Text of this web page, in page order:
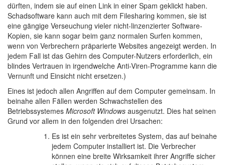
dürften, indem sie auf einen Link in einer Spam geklickt haben.
Schadsoftware kann auch mit dem Filesharing kommen, sie ist
eine gängige Verseuchung vieler nicht-linzenzierter Software-
Kopien, sie kann sogar beim ganz normalen Surfen kommen,
wenn von Verbrechern präparierte Websites angezeigt werden. In
jedem Fall ist das Gehirn des Computer-Nutzers erforderlich, ein
blindes Vertrauen in irgendwelche Anti-Viren-Programme kann die
Vernunft und Einsicht nicht ersetzen.)
Eines ist jedoch allen Angriffen auf dem Computer gemeinsam. In
beinahe allen Fällen werden Schwachstellen des
Betriebssystemes Microsoft Windows ausgenutzt. Dies hat seinen
Grund vor allem in den folgenden drei Ursachen:
Es ist ein sehr verbreitetes System, das auf beinahe
jedem Computer installiert ist. Die Verbrecher
können eine breite Wirksamkeit ihrer Angriffe sicher